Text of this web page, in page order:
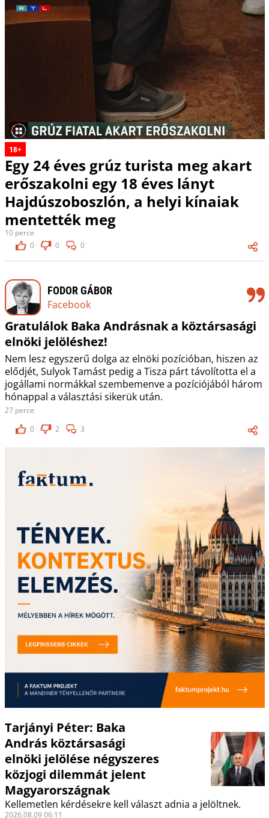
18+
Egy 24 éves grúz turista meg akart
erőszakolni egy 18 éves lányt
Hajdúszoboszlón, a helyi kínaiak
mentették meg
10 perce
0
0 0
FODOR GÁBOR
Facebook
Gratulálok Baka Andrásnak a köztársasági
elnöki jelöléshez!
Nem lesz egyszerű dolga az elnöki pozícióban, hiszen az
elődjét, Sulyok Tamást pedig a Tisza párt távolította el a
jogállami normákkal szembemenve a pozíciójából három
hónappal a választási sikerük után.
27 perce
0
2 3
Tarjányi Péter: Baka
András köztársasági
elnöki jelölése négyszeres
közjogi dilemmát jelent
Magyarországnak
Kellemetlen kérdésekre kell választ adnia a jelöltnek.
2026.08.09 06:11